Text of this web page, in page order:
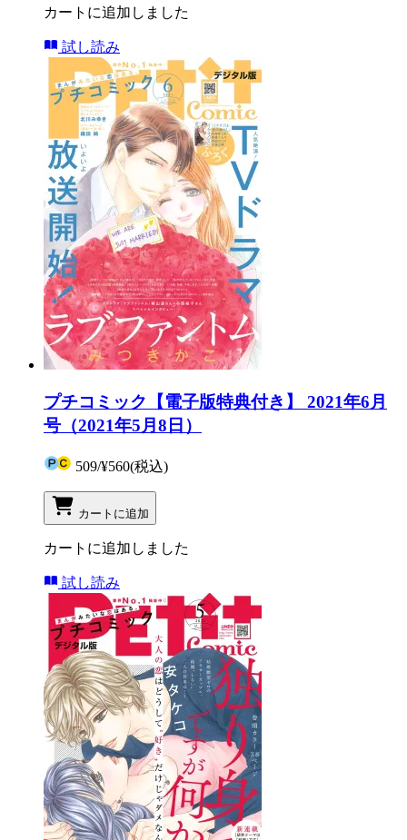
カートに追加しました
試し読み
プチコミック【電子版特典付き】 2021年6月
号（2021年5月8日）
509/¥560(税込)
カートに追加
カートに追加しました
試し読み